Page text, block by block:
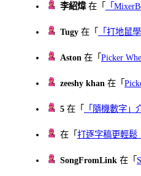
李紹煒在「 「
Tugy 在「 「打地鼠
Aston 在「Picker
zeeshy khan 在「
5 在「 「隨機數字
在「打逐字稿更輕鬆
SongFromLink 在「